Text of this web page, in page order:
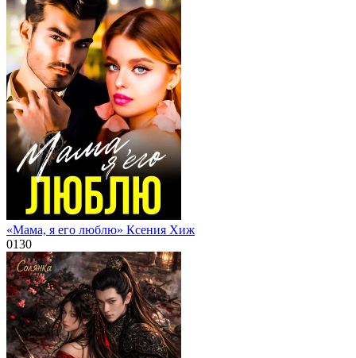
«Мама, я его люблю» Ксения Хиж
0130